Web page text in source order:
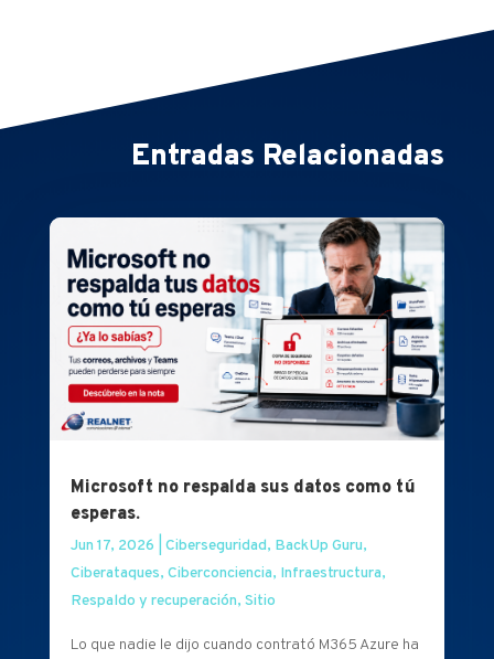
Entradas Relacionadas
Microsoft no respalda sus datos como tú
esperas.
Jun 17, 2026 Ciberseguridad, BackUp Guru,
Ciberataques, Ciberconciencia, Infraestructura,
Respaldo y recuperación, Sitio
Lo que nadie le dijo cuando contrató M365 Azure ha